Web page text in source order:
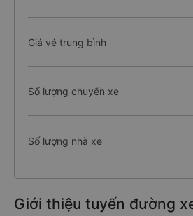
Giá vé trung bình
Số lượng chuyến xe
Số lượng nhà xe
Giới thiệu tuyến đường